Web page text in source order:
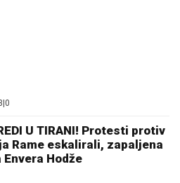
|0
U TIRANI! Protesti protiv
Rame eskalirali, zapaljena
Envera Hodže